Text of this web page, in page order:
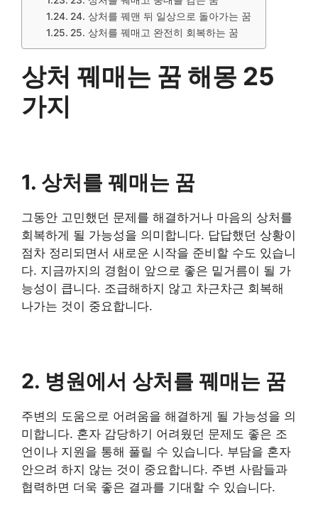
24. 상처를 꿰맨 뒤 일상으로 돌아가는 꿈
25. 상처를 꿰매고 완전히 회복하는 꿈
상처 꿰매는 꿈 해몽 25
가지
1. 상처를 꿰매는 꿈
그동안 고민했던 문제를 해결하거나 마음의 상처를
회복하게 될 가능성을 의미합니다. 답답했던 상황이
점차 정리되면서 새로운 시작을 준비할 수도 있습니
다. 지금까지의 경험이 앞으로 좋은 밑거름이 될 가
능성이 큽니다. 조급해하지 않고 차근차근 회복해
나가는 것이 중요합니다.
2. 병원에서 상처를 꿰매는 꿈
주변의 도움으로 어려움을 해결하게 될 가능성을 의
미합니다. 혼자 감당하기 어려웠던 문제도 좋은 조
언이나 지원을 통해 풀릴 수 있습니다. 부담을 혼자
안으려 하지 않는 것이 중요합니다. 주변 사람들과
협력하면 더욱 좋은 결과를 기대할 수 있습니다.